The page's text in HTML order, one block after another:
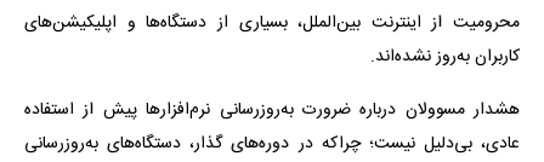
محرومیت از اینترنت بین‌الملل، بسیاری از دستگاه‌ها و اپلیکیشن‌های
کاربران به‌روز نشده‌اند.
هشدار مسوولان درباره ضرورت به‌روزرسانی نرم‌افزارها پیش از استفاده
عادی، بی‌دلیل نیست؛ چراکه در دوره‌های گذار، دستگاه‌های به‌روزرسانی